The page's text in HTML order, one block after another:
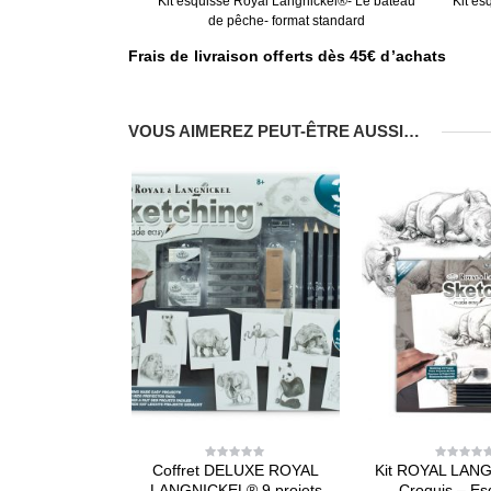
de pêche- format standard
Frais de livraison offerts dès 45€ d’achats
VOUS AIMEREZ PEUT-ÊTRE AUSSI…
0
out
Coffret DELUXE ROYAL
0
out
Kit ROYAL